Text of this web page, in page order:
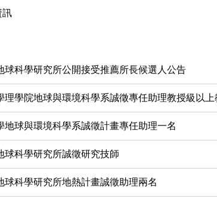
訊
球科學研究所公開接受推薦所長候選人公告
理學院地球與環境科學系誠徵專任助理教授級以
地球與環境科學系誠徵計畫專任助理一名
球科學研究所誠徵研究技師
球科學研究所地熱計畫誠徵助理兩名